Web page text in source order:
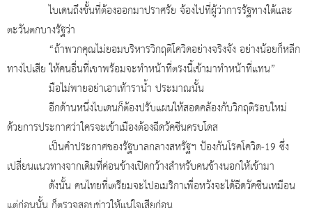
ไบเดนถึงขั้นที่ต้องออกมาปราศรัย จ้องไปที่ผู้ว่าการรัฐทางใต้และ
ตะวันตกบางรัฐว่า
“ถ้าพวกคุณไม่ยอมบริหารวิกฤติโควิดอย่างจริงจัง อย่างน้อยก็หลีก
ทางไปเสีย ให้คนอื่นที่เขาพร้อมจะทำหน้าที่ตรงนี้เข้ามาทำหน้าที่แทน”
มือไม่พายอย่าเอาเท้าราน้ำ ประมาณนั้น
อีกด้านหนึ่งไบเดนก็ต้องปรับแผนให้สอดคล้องกับวิกฤติรอบใหม่
ด้วยการประกาศว่าใครจะเข้าเมืองต้องฉีดวัคซีนครบโดส
เป็นคำประกาศของรัฐบาลกลางสหรัฐฯ ป้องกันโรคโควิด-19 ซึ่ง
เปลี่ยนแนวทางจากเดิมที่ค่อนข้างเปิดกว้างสำหรับคนข้างนอกให้เข้ามา
ดังนั้น คนไทยที่เตรียมจะไปอเมริกาเพื่อหวังจะได้ฉีดวัคซีนเหมือน